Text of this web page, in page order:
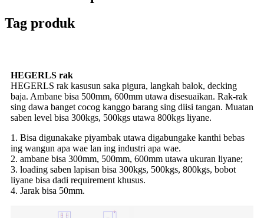
Tag produk
HEGERLS rak
HEGERLS rak kasusun saka pigura, langkah balok, decking
baja. Ambane bisa 500mm, 600mm utawa disesuaikan. Rak-rak
sing dawa banget cocog kanggo barang sing diisi tangan. Muatan
saben level bisa 300kgs, 500kgs utawa 800kgs liyane.
1. Bisa digunakake piyambak utawa digabungake kanthi bebas
ing wangun apa wae lan ing industri apa wae.
2. ambane bisa 300mm, 500mm, 600mm utawa ukuran liyane;
3. loading saben lapisan bisa 300kgs, 500kgs, 800kgs, bobot
liyane bisa dadi requirement khusus.
4. Jarak bisa 50mm.